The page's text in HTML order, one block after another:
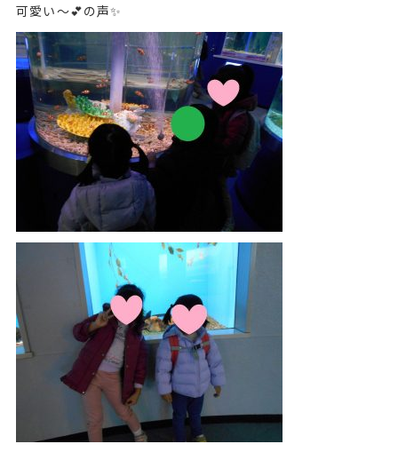
可愛い～💕の声✨